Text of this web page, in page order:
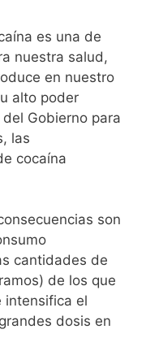
es una de
nuestra salud,
en nuestro
alto poder
Gobierno para
las
cocaína
son
cantidades de
de los que
intensifica el
dosis en